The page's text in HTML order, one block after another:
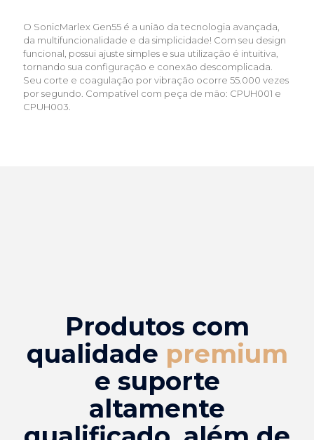
O SonicMarlex Gen55 é a união da tecnologia avançada,
da multifuncionalidade e da simplicidade! Com seu design
funcional, possui ajuste simples e sua utilização é intuitiva,
tornando sua configuração e conexão descomplicada.
Seu corte e coagulação por vibração ocorre 55.000 vezes
por segundo. Compatível com peça de mão: CPUH001 e
CPUH003.
Produtos com
qualidade premium
e suporte
altamente